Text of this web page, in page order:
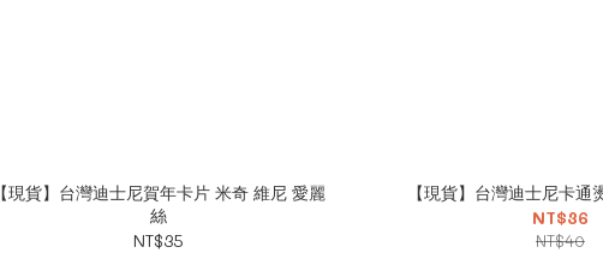
【現貨】台灣迪士尼賀年卡片 米奇 維尼 愛麗
絲
NT$35
【現貨】台灣迪士尼卡通
NT$36
NT$40